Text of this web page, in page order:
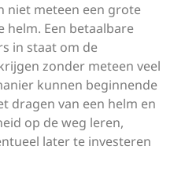
niet meteen een grote
helm. Een betaalbare
in staat om de
zonder meteen veel
kunnen beginnende
dragen van een helm en
op de weg leren,
later te investeren